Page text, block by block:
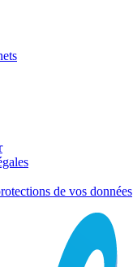
de vos données